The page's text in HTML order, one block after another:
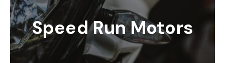
Speed Run Motors